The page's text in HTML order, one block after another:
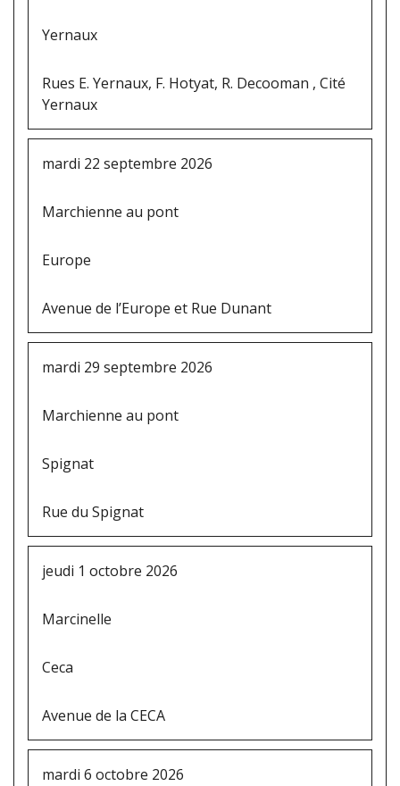
Yernaux
Rues E. Yernaux, F. Hotyat, R. Decooman , Cité
Yernaux
mardi 22 septembre 2026
Marchienne au pont
Europe
Avenue de l’Europe et Rue Dunant
mardi 29 septembre 2026
Marchienne au pont
Spignat
Rue du Spignat
jeudi 1 octobre 2026
Marcinelle
Ceca
Avenue de la CECA
mardi 6 octobre 2026